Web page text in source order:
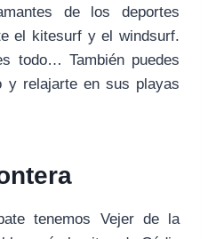
de los deportes
el kitesurf y el windsurf.
todo… También puedes
y relajarte en sus playas
tenemos Vejer de la